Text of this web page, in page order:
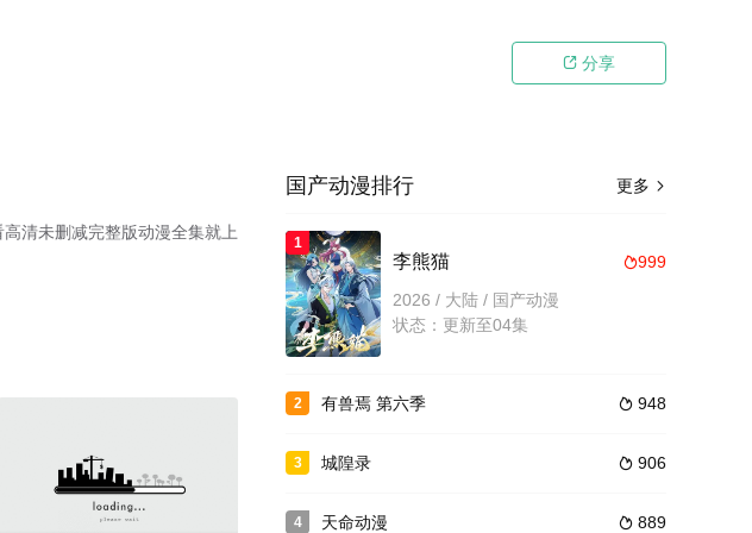
 分享
清未删减完整版动漫全集就上
更多 
国产动漫排行
1
999
李熊猫
2026 / 大陆 / 国产动漫
状态：更新至04集
2  948
有兽焉 第六季
3  906
城隍录
4  889
天命动漫